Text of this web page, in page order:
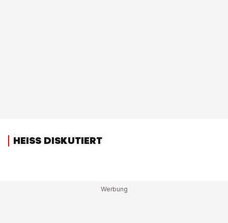
HEISS DISKUTIERT